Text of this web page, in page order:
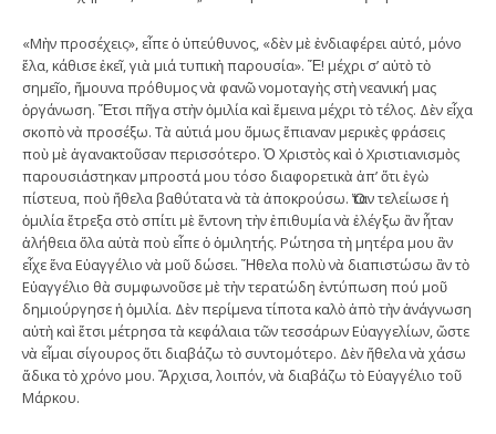
«Μὴν προσέχεις», εἶπε ὁ ὑπεύθυνος, «δὲν μὲ ἐνδιαφέρει αὐτό, μόνο
ἔλα, κάθισε ἐκεῖ, γιὰ μιά τυπικὴ παρουσία». Ἔ! μέχρι σ’ αὐτὸ τὸ
σημεῖο, ἤμουνα πρόθυμος νὰ φανῶ νομοταγὴς στὴ νεανική μας
ὀργάνωση. Ἔτσι πῆγα στὴν ὁμιλία καὶ ἔμεινα μέχρι τὸ τέλος. Δὲν εἶχα
σκοπὸ νὰ προσέξω. Τὰ αὐτιά μου ὅμως ἔπιαναν μερικὲς φράσεις
ποὺ μὲ ἀγανακτοῦσαν περισσότερο. Ὁ Χριστὸς καὶ ὁ Χριστιανισμὸς
παρουσιάστηκαν μπροστά μου τόσο διαφορετικὰ ἀπ’ ὅτι ἐγὼ
πίστευα, ποὺ ἤθελα βαθύτατα νὰ τὰ ἀποκρούσω. Ὅταν τελείωσε ἡ
ὁμιλία ἔτρεξα στὸ σπίτι μὲ ἔντονη τὴν ἐπιθυμία νὰ ἐλέγξω ἂν ἦταν
ἀλήθεια ὅλα αὐτὰ ποὺ εἶπε ὁ ὁμιλητής. Ρώτησα τὴ μητέρα μου ἂν
εἶχε ἕνα Εὐαγγέλιο νὰ μοῦ δώσει. Ἤθελα πολὺ νὰ διαπιστώσω ἂν τὸ
Εὐαγγέλιο θὰ συμφωνοῦσε μὲ τὴν τερατώδη ἐντύπωση πού μοῦ
δημιούργησε ἡ ὁμιλία. Δὲν περίμενα τίποτα καλὸ ἀπὸ τὴν ἀνάγνωση
αὐτὴ καὶ ἔτσι μέτρησα τὰ κεφάλαια τῶν τεσσάρων Εὐαγγελίων, ὥστε
νὰ εἶμαι σίγουρος ὅτι διαβάζω τὸ συντομότερο. Δὲν ἤθελα νὰ χάσω
ἄδικα τὸ χρόνο μου. Ἄρχισα, λοιπόν, νὰ διαβάζω τὸ Εὐαγγέλιο τοῦ
Μάρκου.